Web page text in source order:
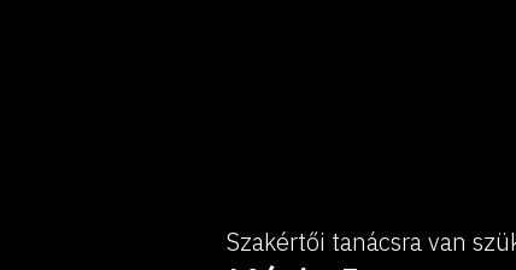
Szakértői tanácsra van